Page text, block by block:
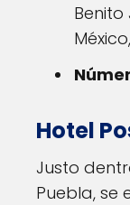
Benito
Hotel
Justo
Puebla, se